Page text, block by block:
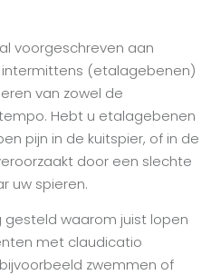
voorgeschreven aan
(etalagebenen)
van zowel de
Hebt u etalagebenen
pijn in de kuitspier, of in de
door een slechte
uw spieren.
waarom juist lopen
met claudicatio
zwemmen of